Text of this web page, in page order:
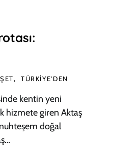
TÜRKIYE'DEN
kentin yeni
hizmete giren Aktaş
doğal